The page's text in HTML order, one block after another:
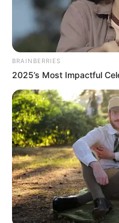
(foto:
Daftar isi
Biodata & Profil
BRAINBERRIES
2025’s Most Impactful